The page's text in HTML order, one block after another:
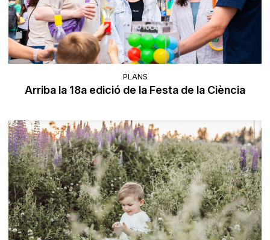
PLANS
Arriba la 18a edició de la Festa de la Ciència